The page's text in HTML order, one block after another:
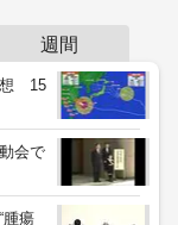
週間
想 15
会で
腫瘍